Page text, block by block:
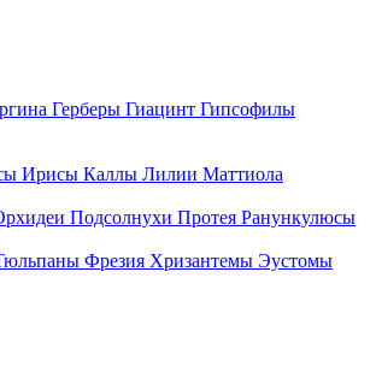
Герберы Гиацинт Гипсофилы
Ирисы Каллы Лилии Маттиола
Подсолнухи Протея Ранункулюсы
Фрезия Хризантемы Эустомы